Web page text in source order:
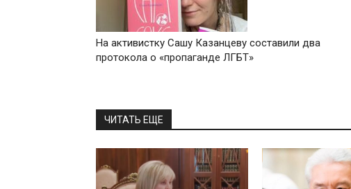
На активистку Сашу Казанцеву составили два
протокола о «пропаганде ЛГБТ»
ЧИТАТЬ ЕЩЕ